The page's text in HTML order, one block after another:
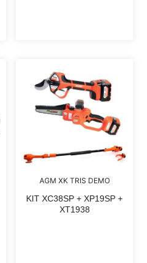
AGM XK TRIS DEMO
KIT XC38SP + XP19SP +
XT1938